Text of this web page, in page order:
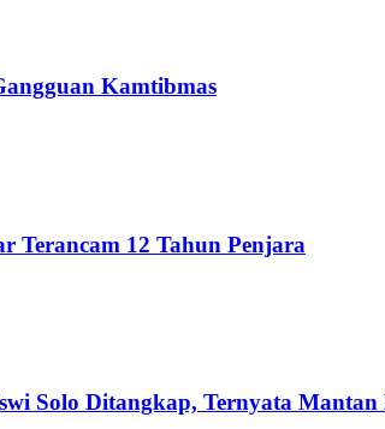
Kamtibmas
Terancam 12 Tahun Penjara
Solo Ditangkap, Ternyata